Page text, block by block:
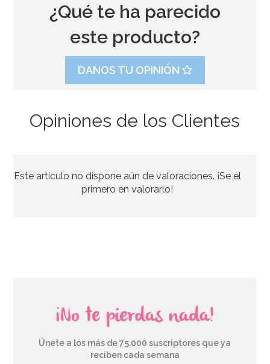
¿Qué te ha parecido
este producto?
DANOS TU OPINIÓN
Opiniones de los Clientes
Este artículo no dispone aún de valoraciones. ¡Se el
primero en valorarlo!
¡No te pierdas nada!
Únete a los más de 75.000 suscriptores que ya
reciben cada semana